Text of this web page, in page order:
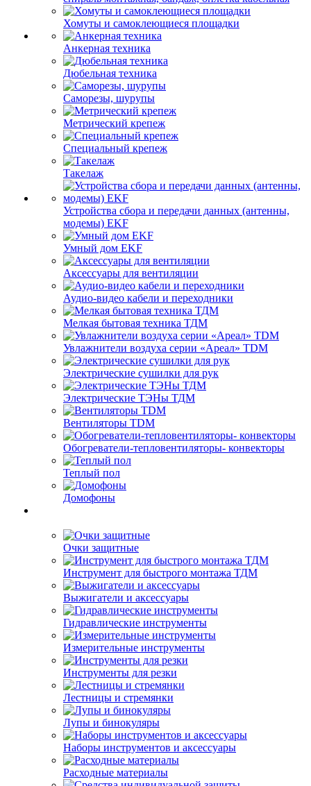
Хомуты и самоклеющиеся площадки
Анкерная техника
Дюбельная техника
Саморезы, шурупы
Метрический крепеж
Специальный крепеж
Такелаж
Устройства сбора и передачи данных (антенны,
модемы) EKF
Умный дом EKF
Аксессуары для вентиляции
Аудио-видео кабели и переходники
Мелкая бытовая техника ТДМ
Увлажнители воздуха серии «Ареал» TDM
Электрические сушилки для рук
Электрические ТЭНы ТДМ
Вентиляторы TDM
Обогреватели-тепловентиляторы- конвекторы
Теплый пол
Домофоны
Очки защитные
Инструмент для быстрого монтажа ТДМ
Выжигатели и аксессуары
Гидравлические инструменты
Измерительные инструменты
Инструменты для резки
Лестницы и стремянки
Лупы и бинокуляры
Наборы инструментов и аксессуары
Расходные материалы